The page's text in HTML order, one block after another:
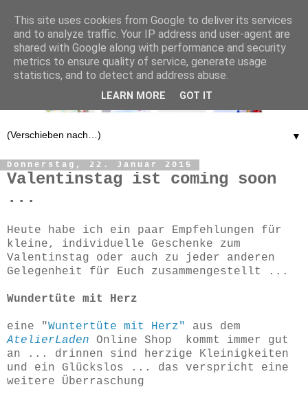
▼
Donnerstag, 22. Januar 2015
Valentinstag ist coming soon
...
Heute habe ich ein paar Empfehlungen für
kleine, individuelle Geschenke zum
Valentinstag oder auch zu jeder anderen
Gelegenheit für Euch zusammengestellt ...
Wundertüte mit Herz
eine "Wuntertüte mit Herz"
aus dem
AtelierLaden Online Shop kommt immer gut
an ... drinnen sind herzige Kleinigkeiten
und ein Glückslos ... das verspricht eine
weitere Überraschung
This site uses cookies from Google to deliver its services
and to analyze traffic. Your IP address and user-agent are
shared with Google along with performance and security
metrics to ensure quality of service, generate usage
statistics, and to detect and address abuse.
LEARN MORE GOT IT